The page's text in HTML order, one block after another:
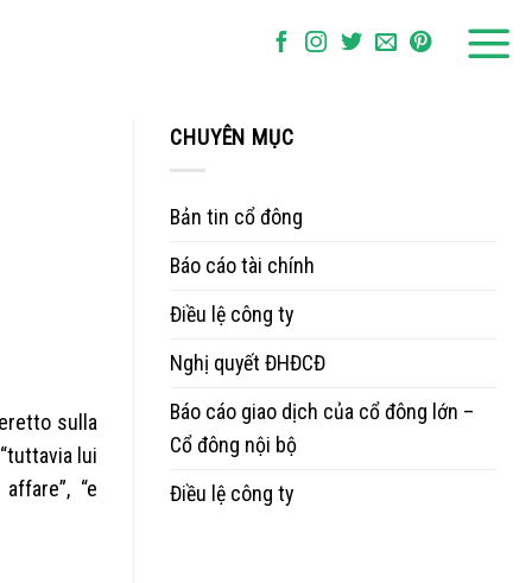
sulla
lui
“e
CHUYÊN MỤC
Bản tin cổ đông
Báo cáo tài chính
Điều lệ công ty
Nghị quyết ĐHĐCĐ
Báo cáo giao dịch của cổ đông lớn –
Cổ đông nội bộ
Điều lệ công ty